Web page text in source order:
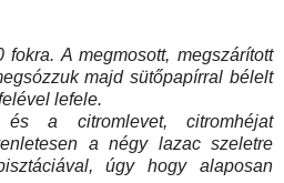
A megmosott, megszárított
majd sütőpapírral bélelt
lefele.
a citromlevet, citromhéjat
a négy lazacszeletre
úgy hogy alaposan